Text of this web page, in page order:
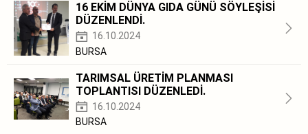
16 EKİM DÜNYA GIDA GÜNÜ SÖYLEŞİSİ
DÜZENLENDİ.
16.10.2024
BURSA
TARIMSAL ÜRETİM PLANMASI
TOPLANTISI DÜZENLEDİ.
16.10.2024
BURSA